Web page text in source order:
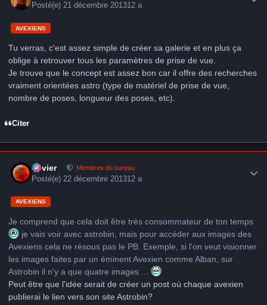
Posté(e)21 décembre 201312 a
AVEXIENS
Tu verras, c'est assez simple de créer sa galerie et en plus ça
oblige à retrouver tous les paramètres de prise de vue.
Je trouve que le concept est assez bon car il offre des recherches
vraiment orientées astro (type de matériel de prise de vue,
nombre de poses, longueur des poses, etc).
Citer
Xavier Membres du bureau
Posté(e) 22 décembre 201312 a
AVEXIENS
Je comprend que cela doit être très consommateur de ton temps
je vais voir avec astrobin, mais pour accéder aux images des
Avexiens cela ne résous pas le PB. Exemple, si l'on veut visionner
les images faites par un éminent Avexien comme Alban, sur
Astrobin il n'y a que quatre images....
Peut être que l'idée serait de créer un post où chaque avexien
publierai le lien vers son site Astrobin?